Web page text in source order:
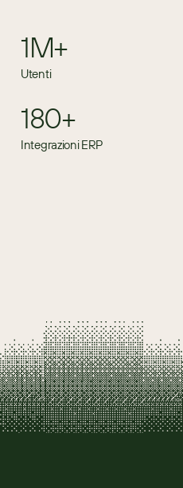
1M+
Utenti
180+
Integrazioni ERP